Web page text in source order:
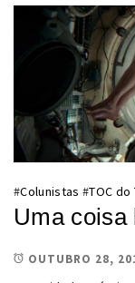
#Colunistas #TOC do
Uma coisa
OUTUBRO 28,